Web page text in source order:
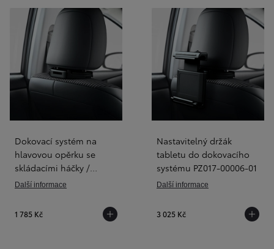
Dokovací systém na
hlavovou opěrku se
skládacími háčky /
věšáky PC22B-0K004-M2
Další informace
1 785 Kč
Nastavitelný držák
tabletu do dokovacího
systému PZ017-00006-01
Další informace
3 025 Kč